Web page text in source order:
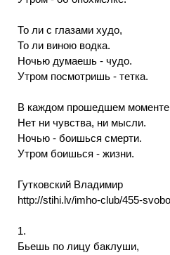
То ли с глазами худо,
То ли виною водка.
Ночью думаешь - чудо.
Утром посмотришь - тетка.
В каждом прошедшем моменте
Нет ни чувства, ни мысли.
Ночью - боишься смерти.
Утром боишься - жизни.
Гутковский Владимир
http://stihi.lv/imho-club/455-
1.
Бьешь по лицу баклуши,